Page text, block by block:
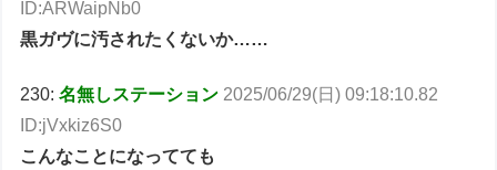
ID:ARWaipNb0
黒ガヴに汚されたくないか……
230:名無しステーション 2025/06/29(日) 09:18:10.82
ID:jVxkiz6S0
こんなことになってても